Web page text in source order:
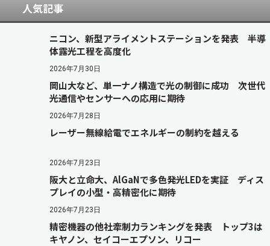
人気記事
ニコン、新型アライメントステーションを発表 半導
体露光工程を高度化
2026年7月30日
岡山大など、単一ナノ構造で光の制御に成功 次世代
光通信やセンサーへの応用に期待
2026年7月28日
レーザー無線給電でエネルギーの制約を越える
2026年7月23日
阪大と立命大、AlGaNで多色発光LEDを実証 ディス
プレイの小型・高精密化に期待
2026年7月23日
精密機器の他社牽制力ランキングを発表 トップ3は
キヤノン、セイコーエプソン、リコー